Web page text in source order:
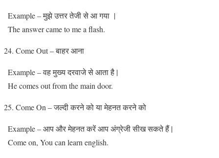
Example – मुझे उत्तर तेजी से आ गया |
The answer came to me a flash.
Come Out – बाहर आना
Example – वह मुख्य दरवाजे से आता है |
He comes out from the main door.
Come On – जल्दी करने को या मेहनत करने को
Example – आप और मेहनत करें आप अंग्रेजी सीख सकते हैं |
Come on, You can learn english.